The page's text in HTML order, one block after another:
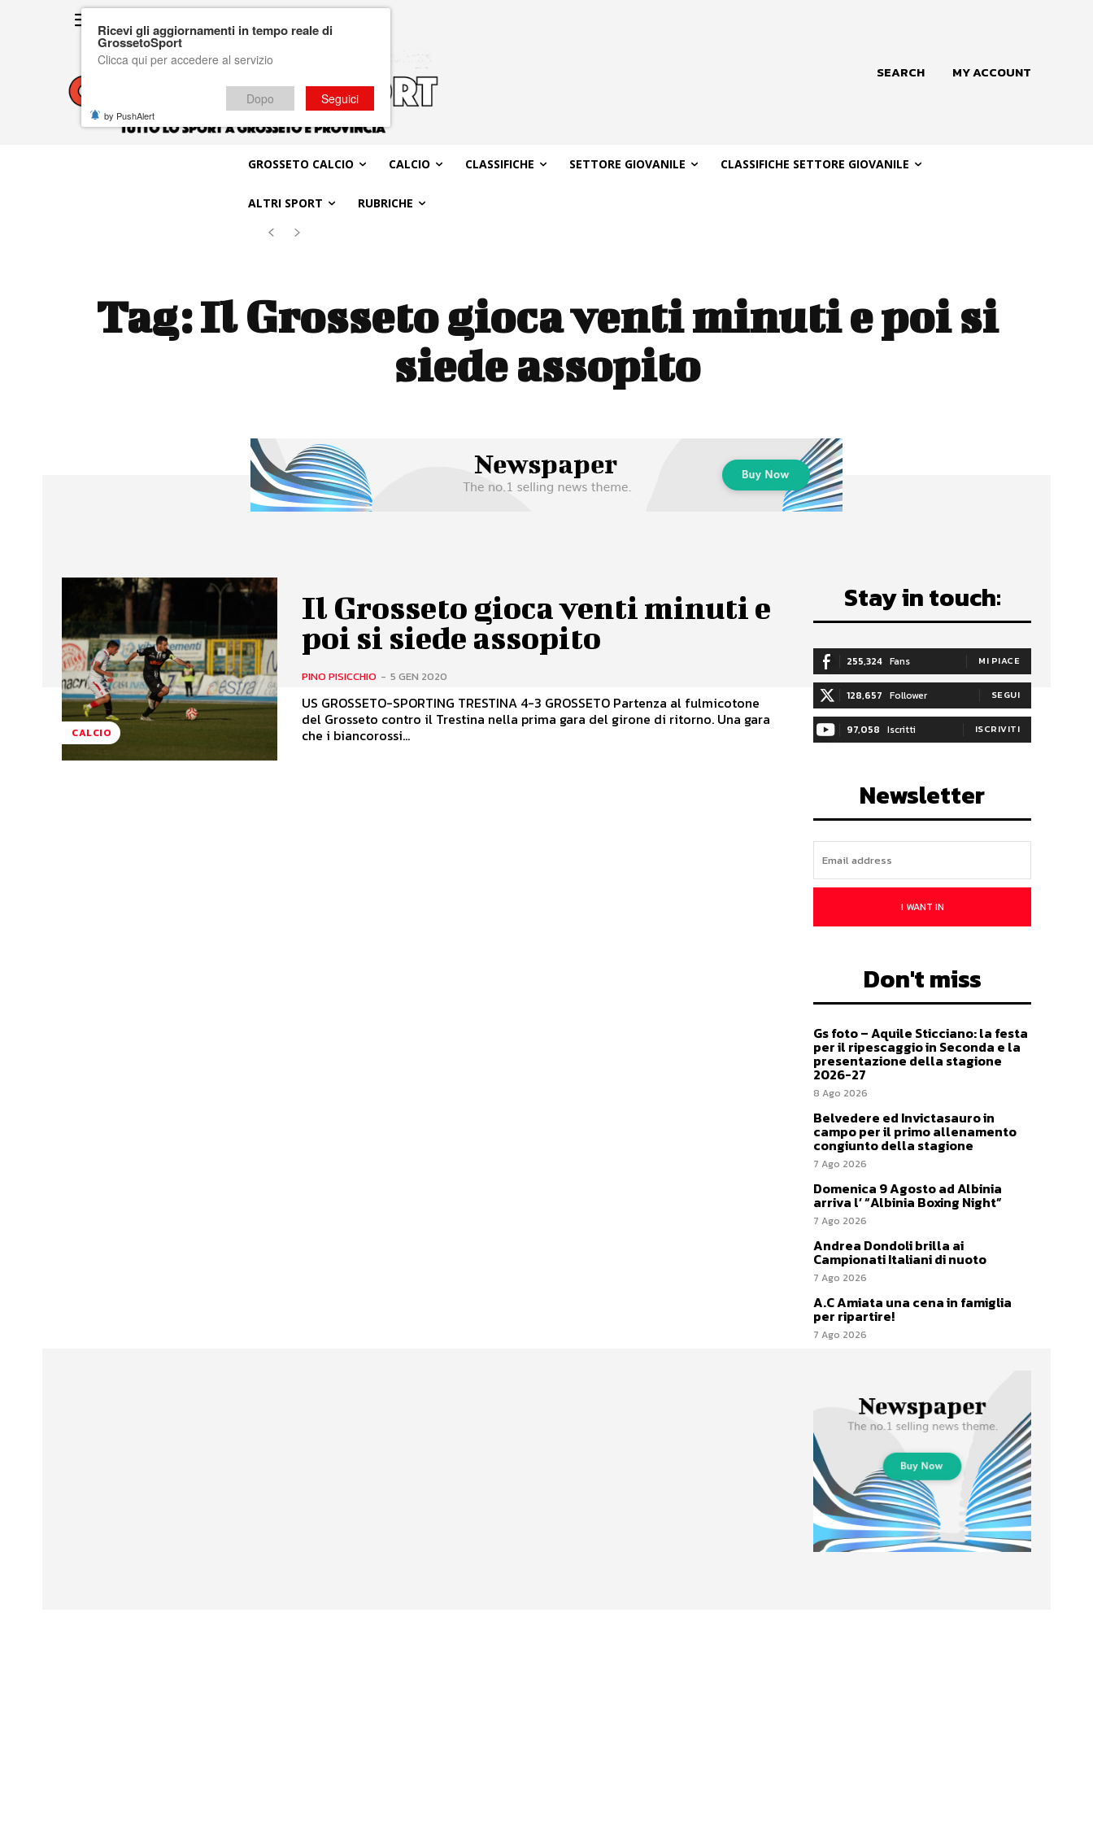
SEARCH MY ACCOUNT
GROSSETO CALCIO CALCIO CLASSIFICHE SETTORE GIOVANILE CLASSIFICHE SETTORE GIOVANILE
ALTRI SPORT RUBRICHE
Tag:Il Grosseto gioca venti minuti e poi si
siede assopito
CALCIO
Il Grosseto gioca venti minuti e
poi si siede assopito
PINO PISICCHIO - 5 GEN 2020
US GROSSETO-SPORTING TRESTINA 4-3 GROSSETO Partenza al fulmicotone
del Grosseto contro il Trestina nella prima gara del girone di ritorno. Una gara
che i biancorossi...
Stay in touch:
255,324 Fans MI PIACE
128,657 Follower SEGUI
97,058 Iscritti ISCRIVITI
Newsletter
I WANT IN
Don't miss
Gs foto – Aquile Sticciano: la festa
per il ripescaggio in Seconda e la
presentazione della stagione
2026-27
8 Ago 2026
Belvedere ed Invictasauro in
campo per il primo allenamento
congiunto della stagione
7 Ago 2026
Domenica 9 Agosto ad Albinia
arriva l’ “Albinia Boxing Night”
7 Ago 2026
Andrea Dondoli brilla ai
Campionati Italiani di nuoto
7 Ago 2026
A.C Amiata una cena in famiglia
per ripartire!
7 Ago 2026
Ricevi gli aggiornamenti in tempo reale di
GrossetoSport
Clicca qui per accedere al servizio
Dopo Seguici
by PushAlert